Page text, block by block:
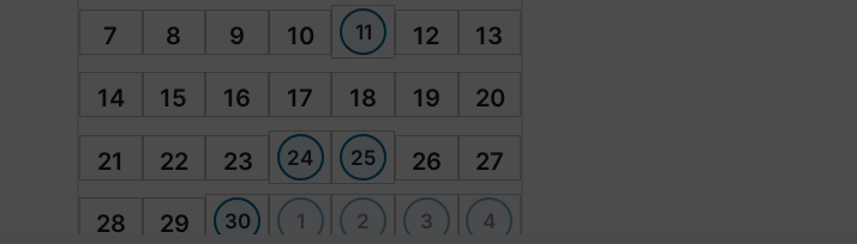
7 8 9 10 11 12 13
14 15 16 17 18 19 20
21 22 23 24 25 26 27
28 29 30 1 2 3 4